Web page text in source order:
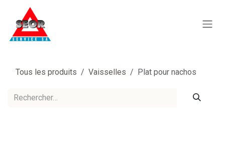
Se rendre au contenu
Tous les produits Vaisselles Plat pour nachos